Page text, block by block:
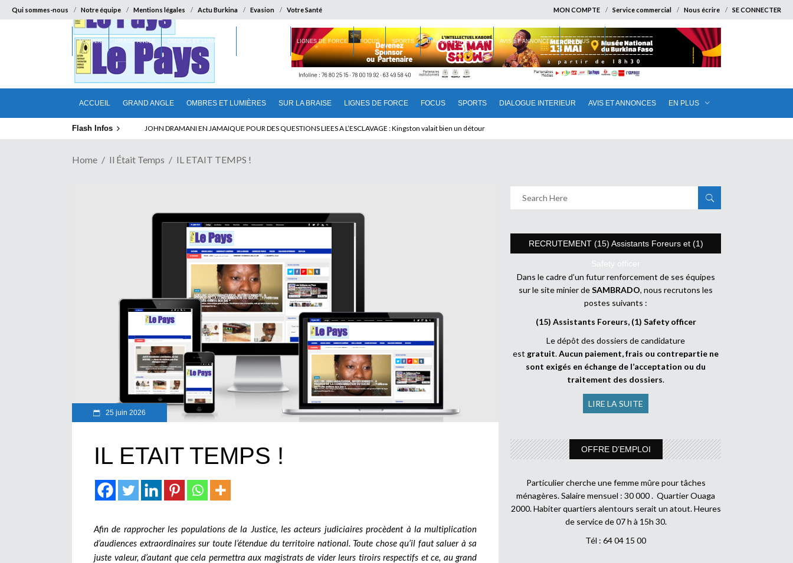
Qui sommes-nous Notre équipe Mentions légales Actu Burkina Evasion Votre Santé MON COMPTE Service commercial Nous écrire SE CONNECTER
ACCUEIL GRAND ANGLE OMBRES ET LUMIÈRES SUR LA BRAISE LIGNES DE FORCE FOCUS SPORTS DIALOGUE INTERIEUR AVIS ET ANNONCES EN PLUS
ACCUEIL GRAND ANGLE OMBRES ET LUMIÈRES LIGNES DE FORCE FOCUS SPORTS DIALOGUE INTERIEUR AVIS ET ANNONCES EN PLUS
Flash Infos ELECTION DE TALON A LA TETE DU SENAT BENINOIS : Quand Patrice quitte le pouvoir sans partir !
Home Il Était Temps IL ETAIT TEMPS !
25 juin 2026
IL ETAIT TEMPS !
Afin de rapprocher les populations de la Justice, les acteurs judiciaires procèdent à la multiplication
d’audiences extraordinaires sur toute l’étendue du territoire national. Toute chose qu’il faut saluer à sa
juste valeur, d’autant que cela permettra aux magistrats de vider leurs tiroirs respectifs et ce, au grand
RECRUTEMENT (15) Assistants Foreurs et (1)
Safety officer
Dans le cadre d’un futur renforcement de ses équipes
sur le site minier deSAMBRADO, nous recrutons les
postes suivants :
(15) Assistants Foreurs, (1) Safety officer
Le dépôt des dossiers de candidature
est gratuit.Aucun paiement, frais ou contrepartie ne
sont exigés en échange de l’acceptation ou du
traitement des dossiers.
LIRE LA SUITE
OFFRE D’EMPLOI
Particulier cherche une femme mûre pour tâches
ménagères. Salaire mensuel : 30 000 . Quartier Ouaga
2000. Habiter quartiers alentours serait un atout. Heures
de service de 07 h à 15h 30.
Tél : 64 04 15 00